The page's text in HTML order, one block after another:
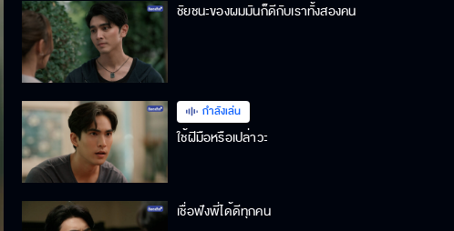
ชัยชนะของผมมันก็ดีกับเราทั้งสองคน
กำลังเล่น
ใช้ฝีมือหรือเปล่าวะ
เชื่อฟังพี่ได้ดีทุกคน